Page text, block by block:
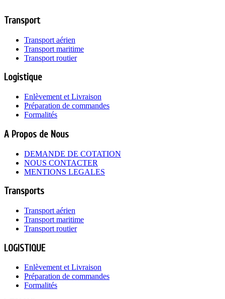
Transport
Transport aérien
Transport maritime
Transport routier
Logistique
Enlèvement et Livraison
Préparation de commandes
Formalités
A Propos de Nous
DEMANDE DE COTATION
NOUS CONTACTER
MENTIONS LEGALES
Transports
Transport aérien
Transport maritime
Transport routier
LOGISTIQUE
Enlèvement et Livraison
Préparation de commandes
Formalités